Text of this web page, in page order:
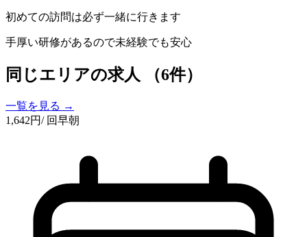
初めての訪問は必ず一緒に行きます
手厚い研修があるので未経験でも安心
同じエリアの求人 （6件）
一覧を見る →
1,642円/ 回早朝